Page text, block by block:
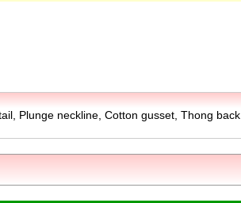
Plunge neckline, Cotton gusset, Thong back.